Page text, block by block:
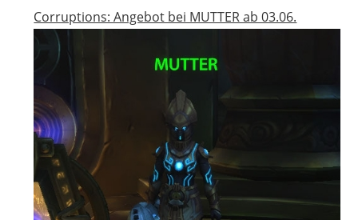
Corruptions: Angebot bei MUTTER ab 03.06.